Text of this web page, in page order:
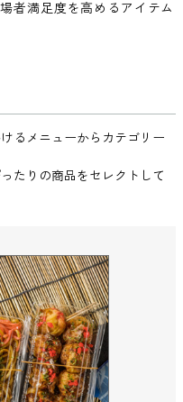
者満足度を高めるアイテム
るメニューからカテゴリー
たりの商品をセレクトして